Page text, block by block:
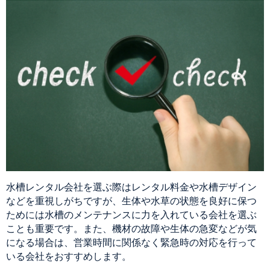
水槽レンタル会社を選ぶ際はレンタル料金や水槽デザイン
などを重視しがちですが、生体や水草の状態を良好に保つ
ためには水槽のメンテナンスに力を入れている会社を選ぶ
ことも重要です。また、機材の故障や生体の急変などが気
になる場合は、営業時間に関係なく緊急時の対応を行って
いる会社をおすすめします。